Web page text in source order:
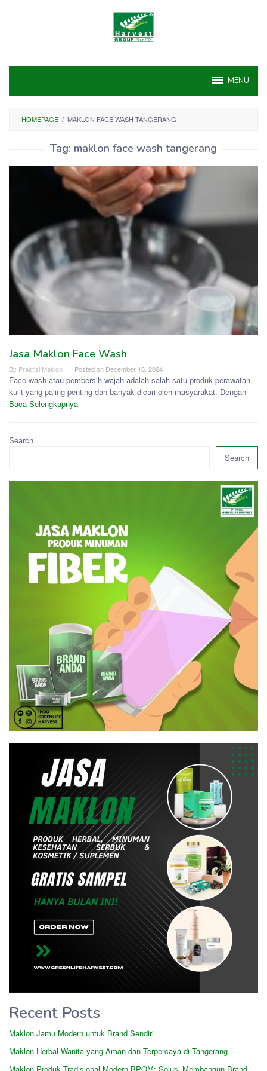
MENU
HOMEPAGE / MAKLON FACE WASH TANGERANG
Tag: maklon face wash tangerang
Jasa Maklon Face Wash
By Praktisi Maklon Posted on December 16, 2024
Face wash atau pembersih wajah adalah salah satu produk perawatan
kulit yang paling penting dan banyak dicari oleh masyarakat. Dengan
Baca Selengkapnya
Search
Search
Recent Posts
Maklon Jamu Modern untuk Brand Sendiri
Maklon Herbal Wanita yang Aman dan Terpercaya di Tangerang